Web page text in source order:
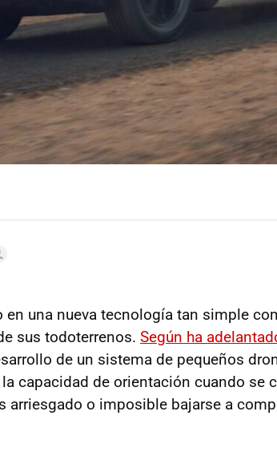
en una nueva tecnología tan simple
sus todoterrenos. Según ha
de un sistema de pequeños
capacidad de orientación cuando se
arriesgado o imposible bajarse a